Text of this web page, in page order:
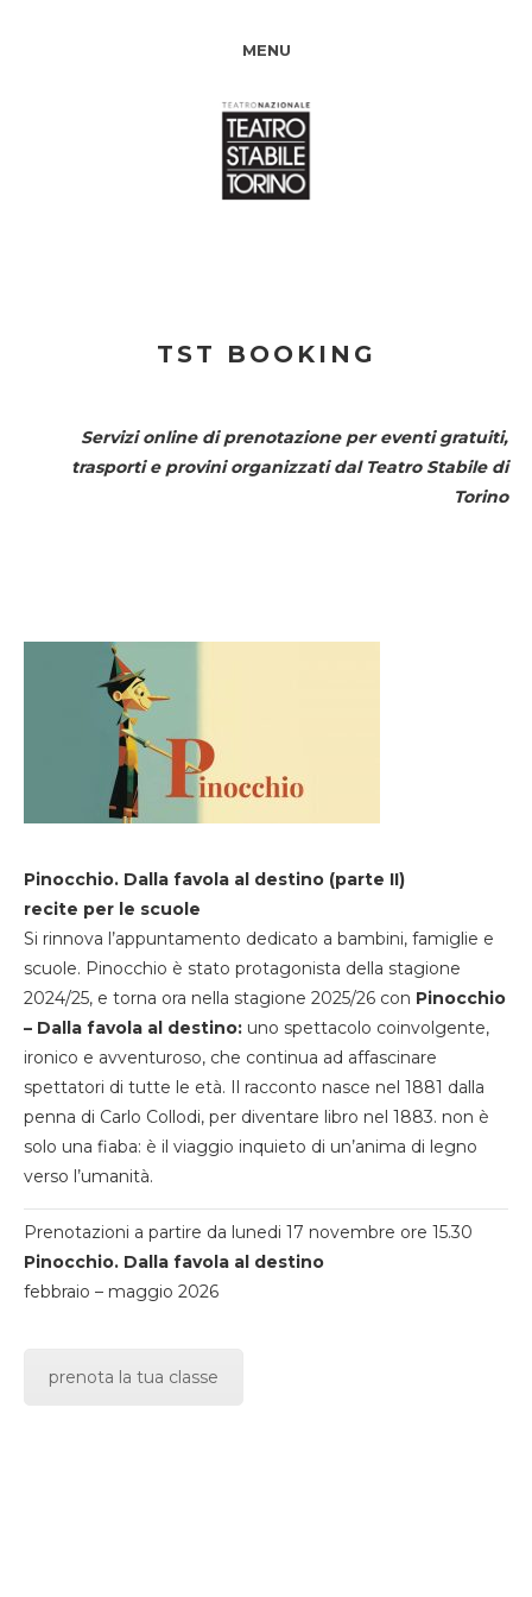
MENU
TST BOOKING
Servizi online di prenotazione per eventi gratuiti,
trasporti e provini organizzati dal Teatro Stabile di
Torino
Pinocchio. Dalla favola al destino (parte II)
recite per le scuole
Si rinnova l’appuntamento dedicato a bambini, famiglie e
scuole. Pinocchio è stato protagonista della stagione
2024/25, e torna ora nella stagione 2025/26 con Pinocchio
– Dalla favola al destino: uno spettacolo coinvolgente,
ironico e avventuroso, che continua ad affascinare
spettatori di tutte le età. Il racconto nasce nel 1881 dalla
penna di Carlo Collodi, per diventare libro nel 1883. non è
solo una fiaba: è il viaggio inquieto di un’anima di legno
verso l’umanità.
Prenotazioni a partire da lunedi 17 novembre ore 15.30
Pinocchio. Dalla favola al destino
febbraio – maggio 2026
prenota la tua classe